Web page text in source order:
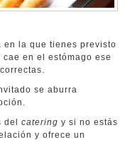
en la que tienes previsto
en el estómago ese
se aburra
del catering y si no estás
y ofrece un